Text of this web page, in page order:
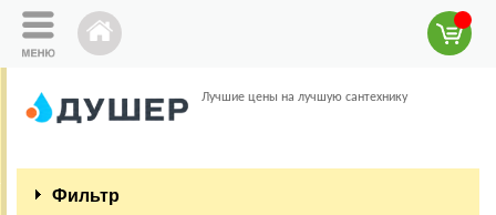
Лучшие цены на лучшую сантехнику
Фильтр